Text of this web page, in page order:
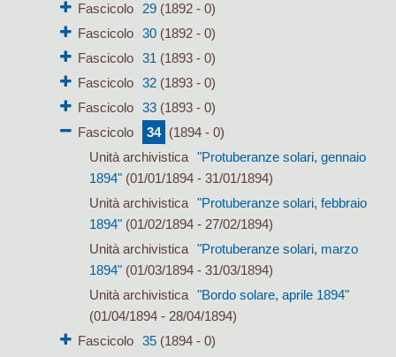
Fascicolo
29(1892 - 0)
Fascicolo
30(1892 - 0)
Fascicolo
31 (1893 - 0)
Fascicolo
32(1893 - 0)
Fascicolo
33(1893 - 0)
Fascicolo
34
(1894 - 0)
Unità archivistica "Protuberanze solari, gennaio
1894"(01/01/1894 - 31/01/1894)
Unità archivistica "Protuberanze solari, febbraio
1894"(01/02/1894 - 27/02/1894)
Unità archivistica "Protuberanze solari, marzo
1894"(01/03/1894 - 31/03/1894)
Unità archivistica "Bordo solare, aprile 1894"
(01/04/1894 - 28/04/1894)
Fascicolo
35(1894 - 0)